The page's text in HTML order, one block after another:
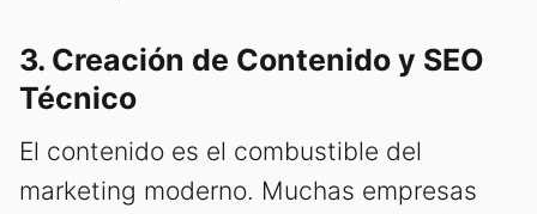
3. Creación de Contenido y SEO
Técnico
El contenido es el combustible del
marketing moderno. Muchas empresas